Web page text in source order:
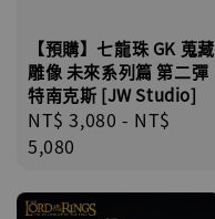
【預購】七龍珠 GK 蒐藏
雕像 未來系列篇 第二彈
特南克斯 [JW Studio]
Regular
price
NT$ 3,080 - NT$
5,080